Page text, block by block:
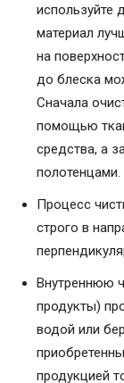
используйте
материал
на
до блеска
Сначала
помощью
средства, а
полотенцами.
Процесс
строго в
Внутреннюю
продукты)
водой или
продукцией